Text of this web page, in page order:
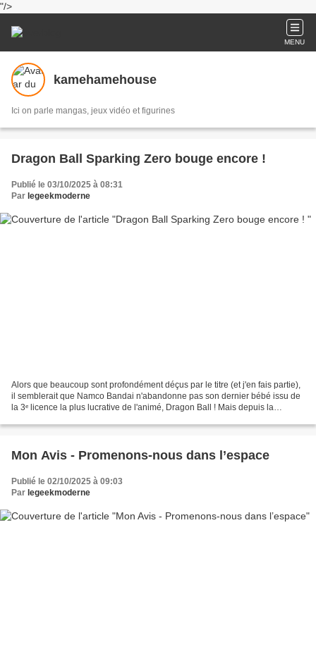
"/>
MENU
kamehamehouse
Ici on parle mangas, jeux vidéo et figurines
Dragon Ball Sparking Zero bouge encore !
Publié le 03/10/2025 à 08:31
Par legeekmoderne
Alors que beaucoup sont profondément déçus par le titre (et j'en fais partie),
il semblerait que Namco Bandai n'abandonne pas son dernier bébé issu de
la 3ᵉ licence la plus lucrative de l'animé, Dragon Ball ! Mais depuis la
Mon Avis - Promenons-nous dans l’espace
Publié le 02/10/2025 à 09:03
Par legeekmoderne